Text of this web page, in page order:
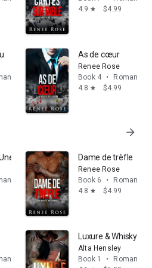
4.9 star $4.99
As de cœur
Renee Rose
Book 4
•
Romance
4.8 star $4.99
arrow_forward
Romance de la BratvaDame de trèfle
Renee Rose
Book 6
•
Romance
4.8 star $4.99
Luxure & Whisky
Alta Hensley
Book 1
•
Romance